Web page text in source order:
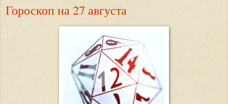
Гороскоп на 27 августа